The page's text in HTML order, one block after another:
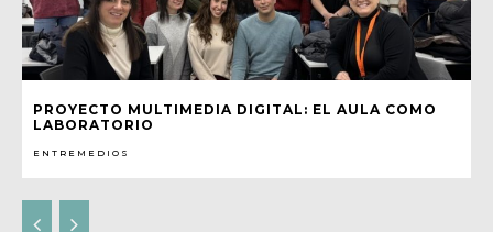
PROYECTO MULTIMEDIA DIGITAL: EL AULA COMO
LABORATORIO
ENTREMEDIOS